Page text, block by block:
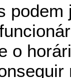
podem
o